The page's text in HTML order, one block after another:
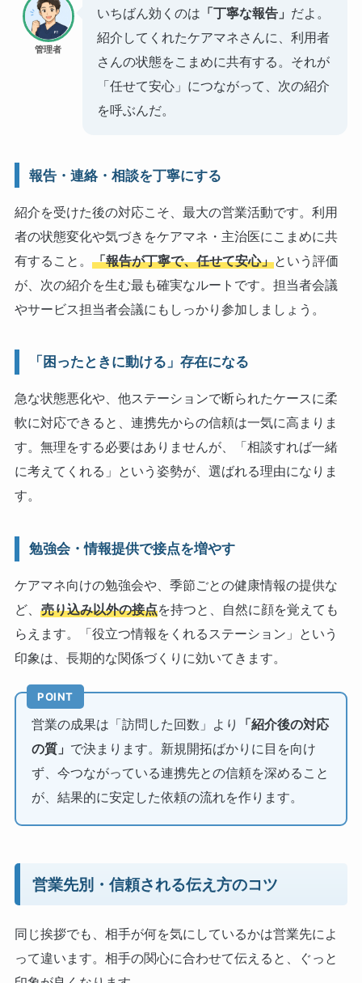
管理者
いちばん効くのは 「丁寧な報告」 だよ。
紹介してくれたケアマネさんに、利用者
さんの状態をこまめに共有する。それが
「任せて安心」につながって、次の紹介
を呼ぶんだ。
報告・連絡・相談を丁寧にする
紹介を受けた後の対応こそ、最大の営業活動です。利用
者の状態変化や気づきをケアマネ・主治医にこまめに共
有すること。 「報告が丁寧で、任せて安心」という評価
が、次の紹介を生む最も確実なルートです。担当者会議
やサービス担当者会議にもしっかり参加しましょう。
「困ったときに動ける」存在になる
急な状態悪化や、他ステーションで断られたケースに柔
軟に対応できると、連携先からの信頼は一気に高まりま
す。無理をする必要はありませんが、「相談すれば一緒
に考えてくれる」という姿勢が、選ばれる理由になりま
す。
勉強会・情報提供で接点を増やす
ケアマネ向けの勉強会や、季節ごとの健康情報の提供な
ど、 売り込み以外の接点を持つと、自然に顔を覚えても
らえます。「役立つ情報をくれるステーション」という
印象は、長期的な関係づくりに効いてきます。
POINT
営業の成果は「訪問した回数」より
「紹介後の対応
の質」 で決まります。新規開拓ばかりに目を向け
ず、今つながっている連携先との信頼を深めること
が、結果的に安定した依頼の流れを作ります。
営業先別・信頼される伝え方のコツ
同じ挨拶でも、相手が何を気にしているかは営業先によ
って違います。相手の関心に合わせて伝えると、ぐっと